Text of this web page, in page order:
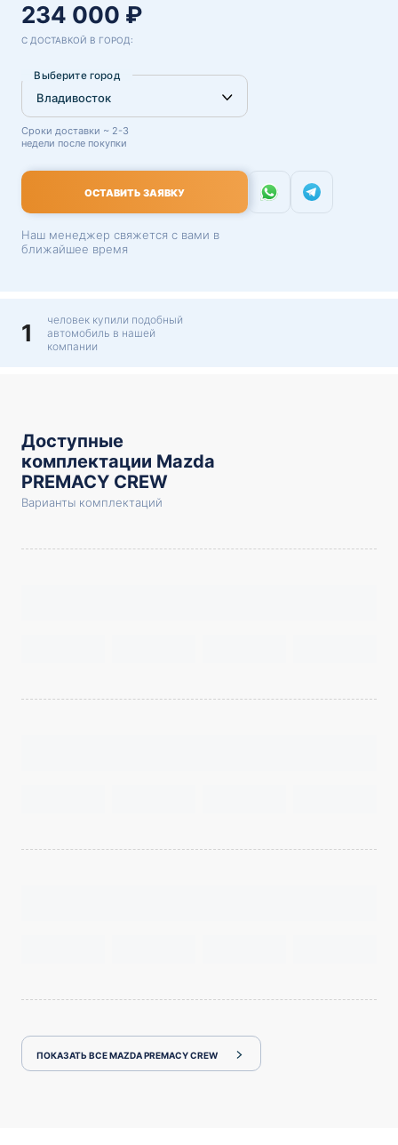
234 000 ₽
С ДОСТАВКОЙ В ГОРОД:
Выберите город
Сроки доставки ~ 2-3
недели после покупки
ОСТАВИТЬ ЗАЯВКУ
Наш менеджер свяжется с вами в
ближайшее время
1
человек купили подобный
автомобиль в нашей
компании
Доступные
комплектации Mazda
PREMACY CREW
Варианты комплектаций
ПОКАЗАТЬ ВСЕ MAZDA PREMACY CREW